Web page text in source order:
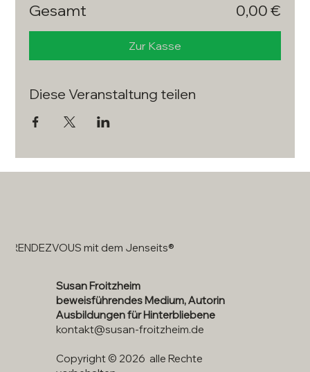
Gesamt 0,00 €
Zur Kasse
Diese Veranstaltung teilen
RENDEZVOUS mit dem Jenseits®
Susan Froitzheim
beweisführendes Medium, Autorin
Ausbildungen für Hinterbliebene
kontakt@susan-froitzheim.de
Copyright © 2026 alle Rechte